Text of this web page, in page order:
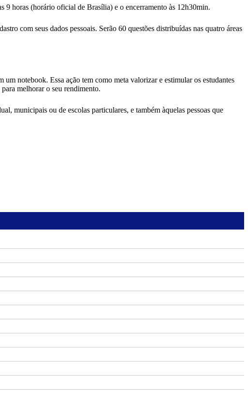
9 horas (horário oficial de Brasília) e o encerramento às 12h30min.
com seus dados pessoais. Serão 60 questões distribuídas nas quatro áreas
notebook. Essa ação tem como meta valorizar e estimular os estudantes
melhorar o seu rendimento.
municipais ou de escolas particulares, e também àquelas pessoas que